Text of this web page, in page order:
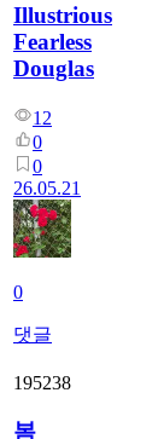
Illustrious
Fearless
Douglas
12
0
0
26.05.21
0
댓글
195238
봄